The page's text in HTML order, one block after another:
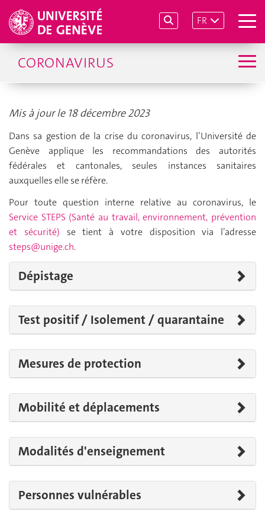
FR
CORONAVIRUS
Mis à jour le 18 décembre 2023
Dans sa gestion de la crise du coronavirus, l’Université de
Genève applique les recommandations des autorités
fédérales et cantonales, seules instances sanitaires
auxquelles elle se réfère.
Pour toute question interne relative au coronavirus, le
Service STEPS (Santé au travail, environnement, prévention
et sécurité) se tient à votre disposition via l’adresse
steps@unige.ch.
Dépistage
Test positif / Isolement / quarantaine
Mesures de protection
Mobilité et déplacements
Modalités d'enseignement
Personnes vulnérables